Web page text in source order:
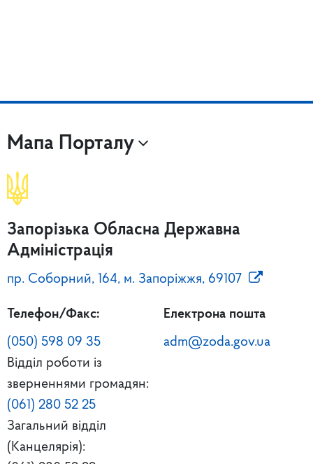
Мапа Порталу
Запорізька Обласна Державна
Адміністрація
пр. Соборний, 164, м. Запоріжжя, 69107
Телефон/Факс:
(050) 598 09 35
Відділ роботи із
зверненнями громадян:
(061) 280 52 25
Загальний відділ
(Канцелярія):
Електрона пошта
adm@zoda.gov.ua